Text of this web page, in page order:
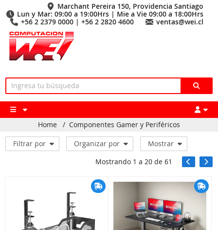
Marchant Pereira 150, Providencia Santiago
Lun y Mar: 09:00 a 19:00Hrs | Mie a Vie 09:00 a 18:00Hrs
+56 2 2379 0000 | +56 2 2820 4600
ventas@wei.cl
Home / Componentes Gamer y Periféricos
Filtrar por Organizar por
Mostrar
Mostrando 1 a 20de 61